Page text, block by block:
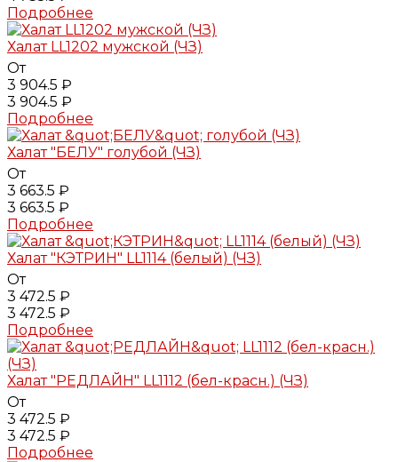
Подробнее
Халат LL1202 мужской (ЧЗ)
От
3 904.5 ₽
3 904.5 ₽
Подробнее
Халат "БЕЛУ" голубой (ЧЗ)
От
3 663.5 ₽
3 663.5 ₽
Подробнее
Халат "КЭТРИН" LL1114 (белый) (ЧЗ)
От
3 472.5 ₽
3 472.5 ₽
Подробнее
Халат "РЕДЛАЙН" LL1112 (бел-красн.) (ЧЗ)
От
3 472.5 ₽
3 472.5 ₽
Подробнее